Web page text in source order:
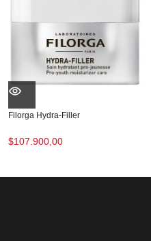
Filorga Hydra-Filler
$107.900,00